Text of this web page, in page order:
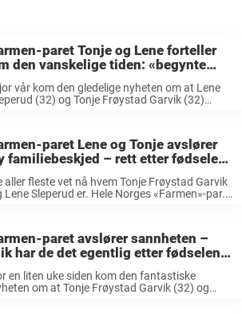
paret Tonje og Lene forteller
den vanskelige tiden: «begynte
å hylgrine»
vår kom den gledelige nyheten om at Lene
(32) og Tonje Frøystad Garvik (32)
paret Lene og Tonje avslører
familiebeskjed – rett etter fødselen:
aller fleste vet nå hvem Tonje Frøystad Garvik
Lene Sleperud er. Hele Norges «Farmen»-par.
paret avslører sannheten –
har de det egentlig etter fødselen:
en liten uke siden kom den fantastiske
om at Tonje Frøystad Garvik (32) og